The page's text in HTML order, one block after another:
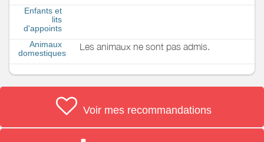
Enfants et
lits
d'appoints
Animaux
domestiques
Les animaux ne sont pas admis.
Voir mes recommandations